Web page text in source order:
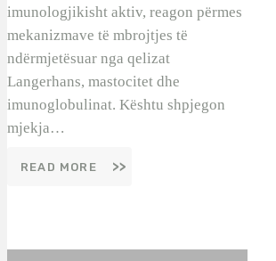
imunologjikisht aktiv, reagon përmes
mekanizmave të mbrojtjes të
ndërmjetësuar nga qelizat
Langerhans, mastocitet dhe
imunoglobulinat. Kështu shpjegon
mjekja…
READ MORE